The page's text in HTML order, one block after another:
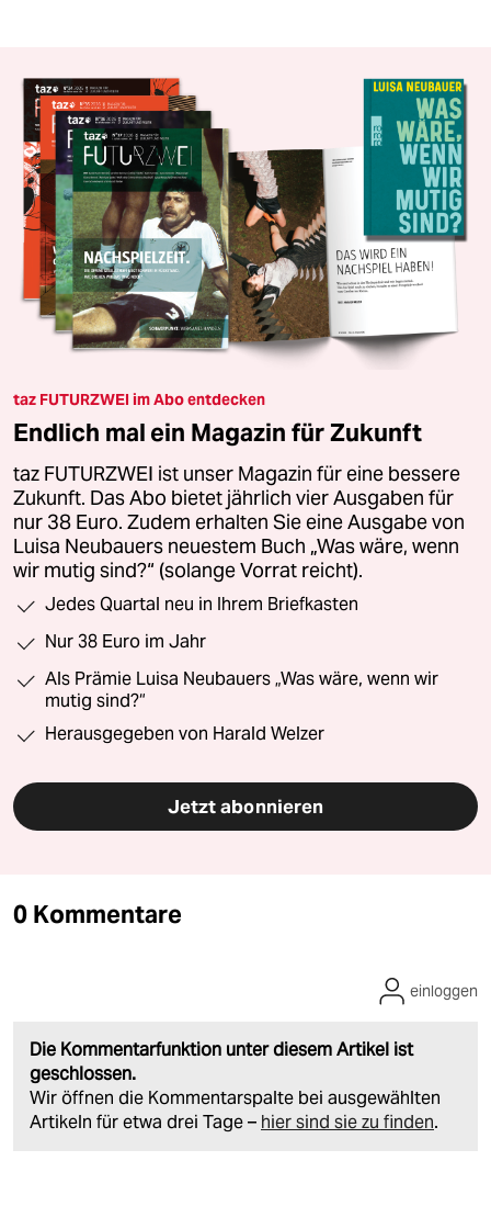
taz FUTURZWEI im Abo entdecken
Endlich mal ein Magazin für Zukunft
taz FUTURZWEI ist unser Magazin für eine bessere
Zukunft. Das Abo bietet jährlich vier Ausgaben für
nur 38 Euro. Zudem erhalten Sie eine Ausgabe von
Luisa Neubauers neuestem Buch „Was wäre, wenn
wir mutig sind?“ (solange Vorrat reicht).
Jedes Quartal neu in Ihrem Briefkasten
Nur 38 Euro im Jahr
Als Prämie Luisa Neubauers „Was wäre, wenn wir
mutig sind?“
Herausgegeben von Harald Welzer
Jetzt abonnieren
0 Kommentare
Die Kommentarfunktion unter diesem Artikel ist
geschlossen.
Wir öffnen die Kommentarspalte bei ausgewählten
Artikeln für etwa drei Tage – hier sind sie zu finden.
einloggen